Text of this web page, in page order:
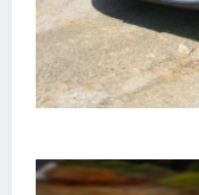
Корабли
Комплектующие
Тойота
Шкода